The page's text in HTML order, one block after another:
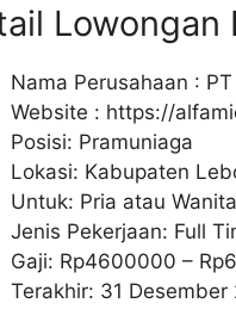
Lowongan
Nama Perusahaan :
Website : https://
Posisi: Pramuniaga
Lokasi: Kabupaten
Untuk: Pria atau Wanita
Jenis Pekerjaan: Full
Gaji: Rp4600000 – Rp
Terakhir: 31 Desember